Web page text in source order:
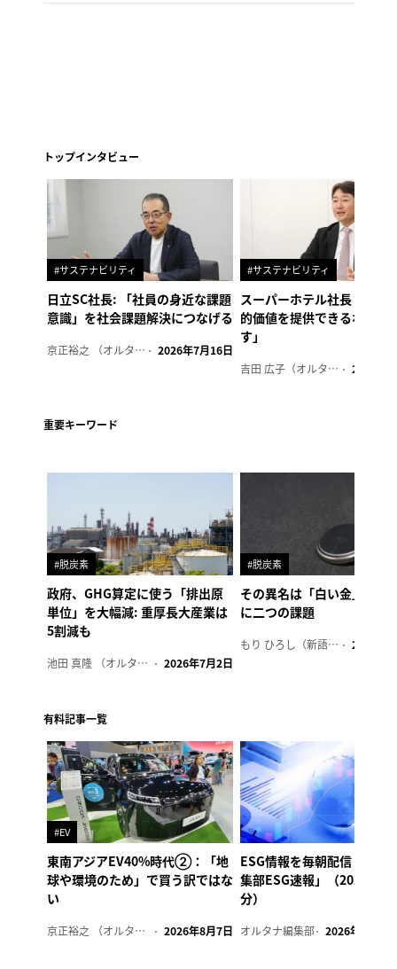
トップインタビュー
#サステナビリティ
日立SC社長: 「社員の身近な課題
意識」を社会課題解決につなげる
京正裕之 （オルタナ副編集長） 2026年7月16日
#サステナビリティ
スーパーホテル社長「地域
的価値を提供できるホテル
す」
吉田 広子（オルタナ輪番編集長） 2026年6
重要キーワード
#脱炭素
政府、GHG算定に使う「排出原
単位」を大幅減: 重厚長大産業は
5割減も
池田 真隆 （オルタナ輪番編集長） 2026年7月2日
#脱炭素
その異名は「白い金」、リ
に二つの課題
もり ひろし（新語ウォッチャー） 2023年7
有料記事一覧
#EV
東南アジアEV40%時代②：「地
球や環境のため」で買う訳ではな
い
京正裕之 （オルタナ副編集長） 2026年8月7日
ESG情報を毎朝配信「オル
集部ESG速報」（2026年8
分）
オルタナ編集部 2026年8月7日